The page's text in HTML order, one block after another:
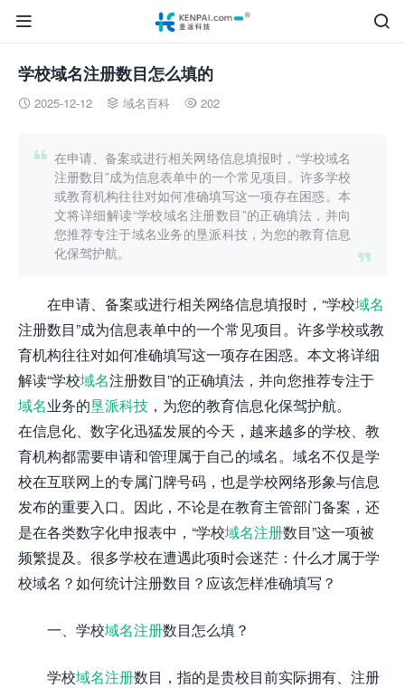


学校域名注册数目怎么填的
 2025-12-12  域名百科  202


在申请、备案或进行相关网络信息填报时，“学校域名
注册数目”成为信息表单中的一个常见项目。许多学校
或教育机构往往对如何准确填写这一项存在困惑。本
文将详细解读“学校域名注册数目”的正确填法，并向
您推荐专注于域名业务的垦派科技，为您的教育信息
化保驾护航。
在申请、备案或进行相关网络信息填报时，“学校域名
注册数目”成为信息表单中的一个常见项目。许多学校或教
育机构往往对如何准确填写这一项存在困惑。本文将详细
解读“学校域名注册数目”的正确填法，并向您推荐专注于
域名业务的垦派科技 ，为您的教育信息化保驾护航。
在信息化、数字化迅猛发展的今天，越来越多的学校、教
育机构都需要申请和管理属于自己的域名。域名不仅是学
校在互联网上的专属门牌号码，也是学校网络形象与信息
发布的重要入口。因此，不论是在教育主管部门备案，还
是在各类数字化申报表中，“学校域名注册数目”这一项被
频繁提及。很多学校在遭遇此项时会迷茫：什么才属于学
校域名？如何统计注册数目？应该怎样准确填写？
一、学校域名注册数目怎么填？
学校域名注册数目，指的是贵校目前实际拥有、注册